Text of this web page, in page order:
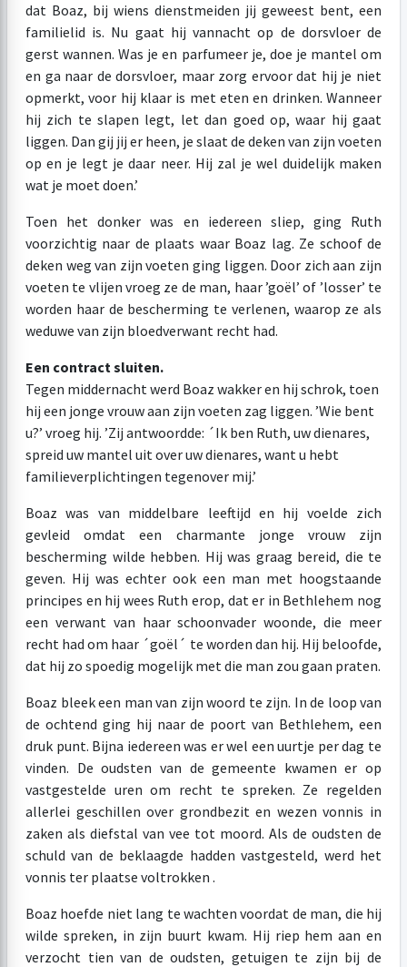
dat Boaz, bij wiens dienstmeiden jij geweest bent, een
familielid is. Nu gaat hij vannacht op de dorsvloer de
gerst wannen. Was je en parfumeer je, doe je mantel om
en ga naar de dorsvloer, maar zorg ervoor dat hij je niet
opmerkt, voor hij klaar is met eten en drinken. Wanneer
hij zich te slapen legt, let dan goed op, waar hij gaat
liggen. Dan gij jij er heen, je slaat de deken van zijn voeten
op en je legt je daar neer. Hij zal je wel duidelijk maken
wat je moet doen.’
Toen het donker was en iedereen sliep, ging Ruth
voorzichtig naar de plaats waar Boaz lag. Ze schoof de
deken weg van zijn voeten ging liggen. Door zich aan zijn
voeten te vlijen vroeg ze de man, haar ’goël’ of ’losser’ te
worden haar de bescherming te verlenen, waarop ze als
weduwe van zijn bloedverwant recht had.
Een contract sluiten.
Tegen middernacht werd Boaz wakker en hij schrok, toen
hij een jonge vrouw aan zijn voeten zag liggen. ’Wie bent
u?’ vroeg hij. ’Zij antwoordde: ´Ik ben Ruth, uw dienares,
spreid uw mantel uit over uw dienares, want u hebt
familieverplichtingen tegenover mij.’
Boaz was van middelbare leeftijd en hij voelde zich
gevleid omdat een charmante jonge vrouw zijn
bescherming wilde hebben. Hij was graag bereid, die te
geven. Hij was echter ook een man met hoogstaande
principes en hij wees Ruth erop, dat er in Bethlehem nog
een verwant van haar schoonvader woonde, die meer
recht had om haar ´goël´ te worden dan hij. Hij beloofde,
dat hij zo spoedig mogelijk met die man zou gaan praten.
Boaz bleek een man van zijn woord te zijn. In de loop van
de ochtend ging hij naar de poort van Bethlehem, een
druk punt. Bijna iedereen was er wel een uurtje per dag te
vinden. De oudsten van de gemeente kwamen er op
vastgestelde uren om recht te spreken. Ze regelden
allerlei geschillen over grondbezit en wezen vonnis in
zaken als diefstal van vee tot moord. Als de oudsten de
schuld van de beklaagde hadden vastgesteld, werd het
vonnis ter plaatse voltrokken .
Boaz hoefde niet lang te wachten voordat de man, die hij
wilde spreken, in zijn buurt kwam. Hij riep hem aan en
verzocht tien van de oudsten, getuigen te zijn bij de